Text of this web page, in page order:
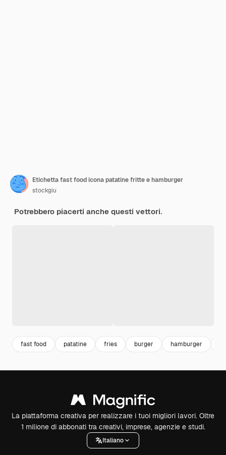
Etichetta fast food icona patatine fritte e hamburger
stockgiu
Potrebbero piacerti anche questi vettori.
fast food patatine fries burger hamburger
La piattaforma creativa per realizzare i tuoi migliori lavori. Oltre
1 milione di abbonati tra creativi, imprese, agenzie e studi.
Italiano